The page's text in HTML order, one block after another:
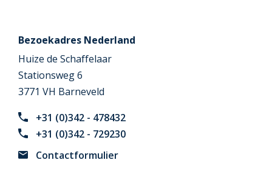
Bezoekadres Nederland
Huize de Schaffelaar
Stationsweg 6
3771 VH Barneveld
+31 (0)342 - 478432
+31 (0)342 - 729230
Contactformulier